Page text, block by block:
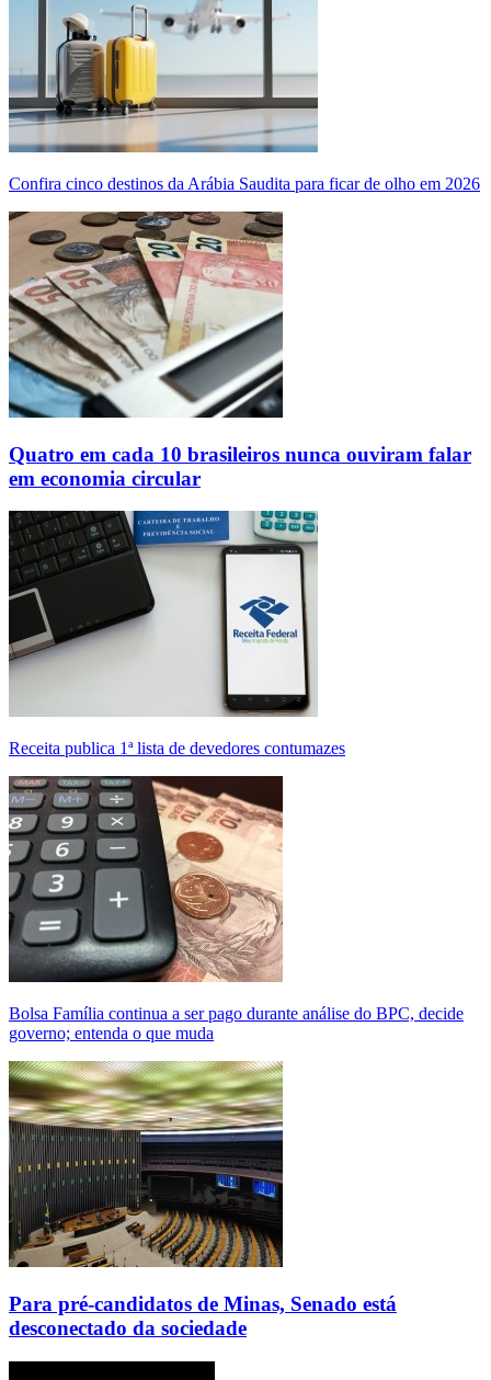
Confira cinco destinos da Arábia Saudita para ficar de olho em 2026
Quatro em cada 10 brasileiros nunca ouviram falar
em economia circular
Receita publica 1ª lista de devedores contumazes
Bolsa Família continua a ser pago durante análise do BPC, decide
governo; entenda o que muda
Para pré-candidatos de Minas, Senado está
desconectado da sociedade